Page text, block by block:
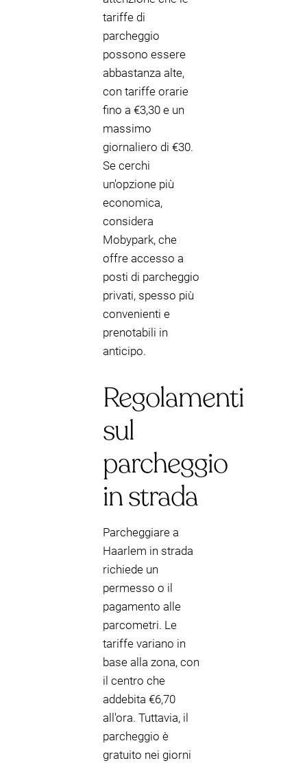
tariffe di
parcheggio
possono essere
abbastanza alte,
con tariffe orarie
fino a €3,30 e un
massimo
giornaliero di €30.
Se cerchi
un'opzione più
economica,
considera
Mobypark, che
offre accesso a
posti di parcheggio
privati, spesso più
convenienti e
prenotabili in
anticipo.
Regolamenti
sul
parcheggio
in strada
Parcheggiare a
Haarlem in strada
richiede un
permesso o il
pagamento alle
parcometri. Le
tariffe variano in
base alla zona, con
il centro che
addebita €6,70
all'ora. Tuttavia, il
parcheggio è
gratuito nei giorni